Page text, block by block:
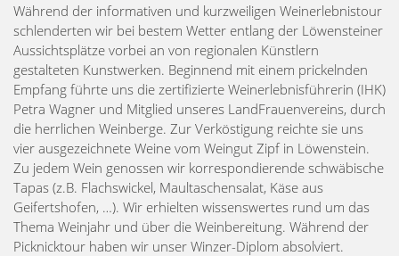
Während der informativen und kurzweiligen Weinerlebnistour
schlenderten wir bei bestem Wetter entlang der Löwensteiner
Aussichtsplätze vorbei an von regionalen Künstlern
gestalteten Kunstwerken. Beginnend mit einem prickelnden
Empfang führte uns die zertifizierte Weinerlebnisführerin (IHK)
Petra Wagner und Mitglied unseres LandFrauenvereins, durch
die herrlichen Weinberge. Zur Verköstigung reichte sie uns
vier ausgezeichnete Weine vom Weingut Zipf in Löwenstein.
Zu jedem Wein genossen wir korrespondierende schwäbische
Tapas (z.B. Flachswickel, Maultaschensalat, Käse aus
Geifertshofen, …). Wir erhielten wissenswertes rund um das
Thema Weinjahr und über die Weinbereitung. Während der
Picknicktour haben wir unser Winzer-Diplom absolviert.